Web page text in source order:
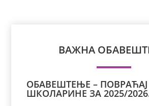
ВАЖНА
ОБАВЕШТЕЊЕ –
ШКОЛАРИНЕ ЗА 2025/